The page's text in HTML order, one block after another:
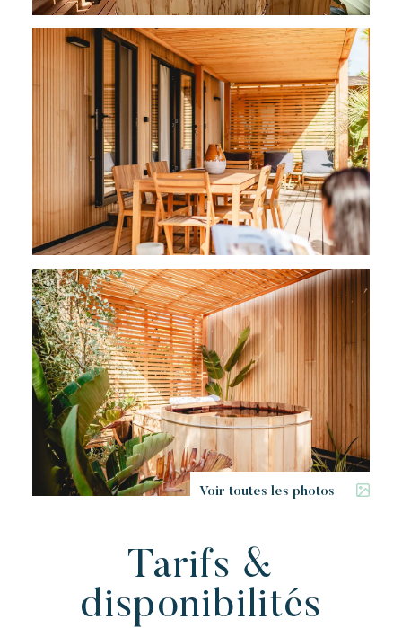
Voir toutes les photos
Tarifs &
disponibilités